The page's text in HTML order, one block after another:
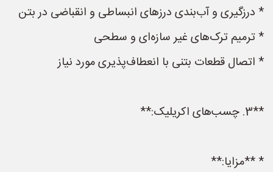
* درزگیری و آب‌بندی درزهای انبساطی و انقباضی در بتن
* ترمیم ترک‌های غیر سازه‌ای و سطحی
* اتصال قطعات بتنی با انعطاف‌پذیری مورد نیاز
**3. چسب‌های اکریلیک:**
* **مزایا:**